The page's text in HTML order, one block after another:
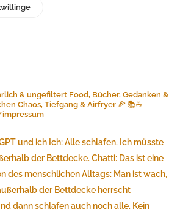
& ungefiltert Food, Bücher, Gedanken &
Chaos, Tiefgang & Airfryer 🍕 📚☕️